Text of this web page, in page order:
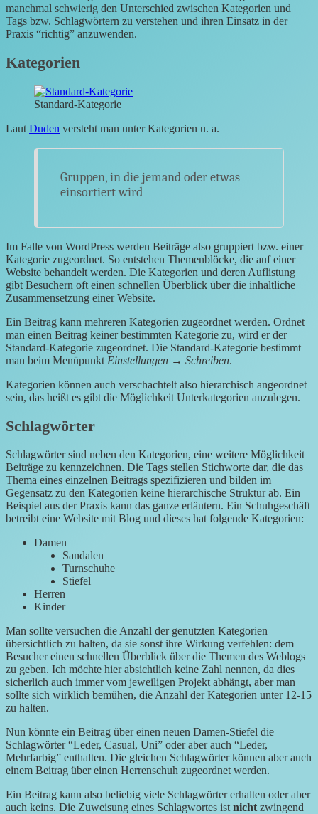
manchmal schwierig den Unterschied zwischen Kategorien und
Tags bzw. Schlagwörtern zu verstehen und ihren Einsatz in der
Praxis “richtig” anzuwenden.
Kategorien
Standard-Kategorie
Laut Duden versteht man unter Kategorien u. a.
Gruppen, in die jemand oder etwas
einsortiert wird
Im Falle von WordPress werden Beiträge also gruppiert bzw. einer
Kategorie zugeordnet. So entstehen Themenblöcke, die auf einer
Website behandelt werden. Die Kategorien und deren Auflistung
gibt Besuchern oft einen schnellen Überblick über die inhaltliche
Zusammensetzung einer Website.
Ein Beitrag kann mehreren Kategorien zugeordnet werden. Ordnet
man einen Beitrag keiner bestimmten Kategorie zu, wird er der
Standard-Kategorie zugeordnet. Die Standard-Kategorie bestimmt
man beim Menüpunkt Einstellungen → Schreiben.
Kategorien können auch verschachtelt also hierarchisch angeordnet
sein, das heißt es gibt die Möglichkeit Unterkategorien anzulegen.
Schlagwörter
Schlagwörter sind neben den Kategorien, eine weitere Möglichkeit
Beiträge zu kennzeichnen. Die Tags stellen Stichworte dar, die das
Thema eines einzelnen Beitrags spezifizieren und bilden im
Gegensatz zu den Kategorien keine hierarchische Struktur ab. Ein
Beispiel aus der Praxis kann das ganze erläutern. Ein Schuhgeschäft
betreibt eine Website mit Blog und dieses hat folgende Kategorien:
Damen
Sandalen
Turnschuhe
Stiefel
Herren
Kinder
Man sollte versuchen die Anzahl der genutzten Kategorien
übersichtlich zu halten, da sie sonst ihre Wirkung verfehlen: dem
Besucher einen schnellen Überblick über die Themen des Weblogs
zu geben. Ich möchte hier absichtlich keine Zahl nennen, da dies
sicherlich auch immer vom jeweiligen Projekt abhängt, aber man
sollte sich wirklich bemühen, die Anzahl der Kategorien unter 12-15
zu halten.
Nun könnte ein Beitrag über einen neuen Damen-Stiefel die
Schlagwörter “Leder, Casual, Uni” oder aber auch “Leder,
Mehrfarbig” enthalten. Die gleichen Schlagwörter können aber auch
einem Beitrag über einen Herrenschuh zugeordnet werden.
Ein Beitrag kann also beliebig viele Schlagwörter erhalten oder aber
auch keins. Die Zuweisung eines Schlagwortes ist nicht zwingend